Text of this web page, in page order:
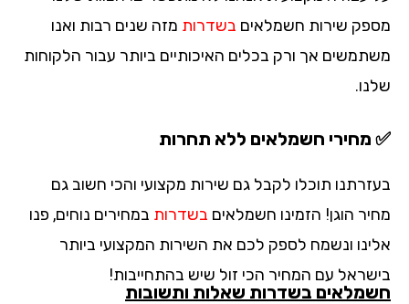
שירות חשמלאיםבשדרותמזה שנים רבות ואנו
אך ורק בכלים האיכותיים ביותר עבור הלקוחות
מחירי חשמלאים ללא תחרות
תוכלו לקבל גם שירות מקצועי והכי חשוב גם
הוגן! הזמינו חשמלאיםבשדרותבמחירים נוחים, פנו
ונשמח לספק לכם את השירות המקצועי ביותר
עם המחיר הכי זול שיש בהתחייבות!
בשדרות שאלות ותשובות